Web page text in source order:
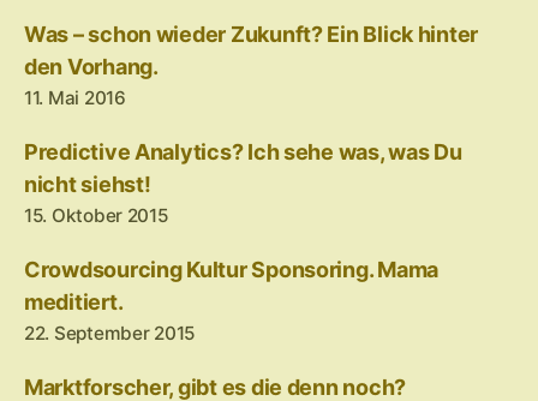
Was – schon wieder Zukunft? Ein Blick hinter
den Vorhang.
11. Mai 2016
Predictive Analytics? Ich sehe was, was Du
nicht siehst!
15. Oktober 2015
Crowdsourcing Kultur Sponsoring. Mama
meditiert.
22. September 2015
Marktforscher, gibt es die denn noch?